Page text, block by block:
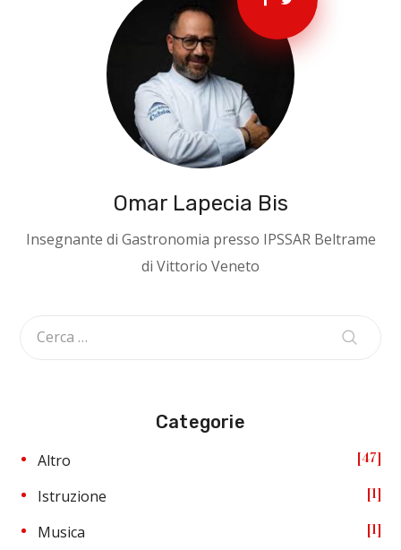
Omar Lapecia Bis
Insegnante di Gastronomia presso IPSSAR Beltrame
di Vittorio Veneto
Categorie
Altro 47
Istruzione 1
Musica 1